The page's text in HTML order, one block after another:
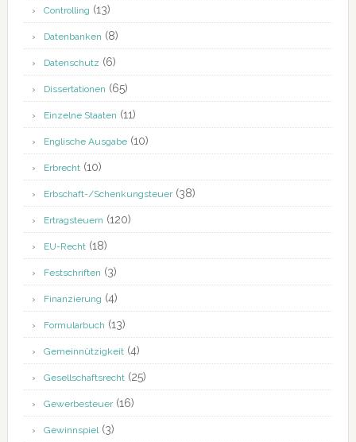
Controlling (13)
Datenbanken (8)
Datenschutz (6)
Dissertationen (65)
Einzelne Staaten (11)
Englische Ausgabe(10)
Erbrecht(10)
Erbschaft-/Schenkungsteuer(38)
Ertragsteuern (120)
EU-Recht(18)
Festschriften (3)
Finanzierung (4)
Formularbuch (13)
Gemeinnützigkeit(4)
Gesellschaftsrecht(25)
Gewerbesteuer(16)
Gewinnspiel(3)